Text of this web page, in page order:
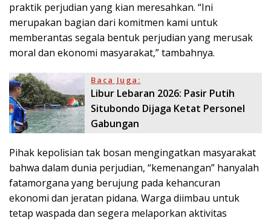
praktik perjudian yang kian meresahkan. “Ini
merupakan bagian dari komitmen kami untuk
memberantas segala bentuk perjudian yang merusak
moral dan ekonomi masyarakat,” tambahnya.
Baca Juga:
Libur Lebaran 2026: Pasir Putih
Situbondo Dijaga Ketat Personel
Gabungan
Pihak kepolisian tak bosan mengingatkan masyarakat
bahwa dalam dunia perjudian, “kemenangan” hanyalah
fatamorgana yang berujung pada kehancuran
ekonomi dan jeratan pidana. Warga diimbau untuk
tetap waspada dan segera melaporkan aktivitas